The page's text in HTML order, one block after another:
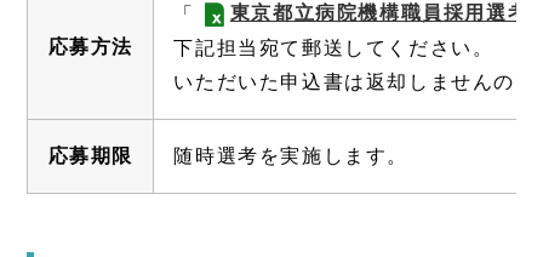
応募方法
「
東京都立病院機構職員採用選考
下記担当宛て郵送してください。
いただいた申込書は返却しませんの
応募期限 随時選考を実施します。